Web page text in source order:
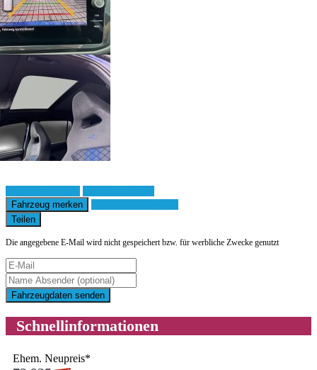
Fahrzeug merken
Teilen
Die angegebene E-Mail wird nicht gespeichert bzw. für werbliche Zwecke genutzt
Fahrzeugdaten senden
Schnellinformationen
Ehem. Neupreis*